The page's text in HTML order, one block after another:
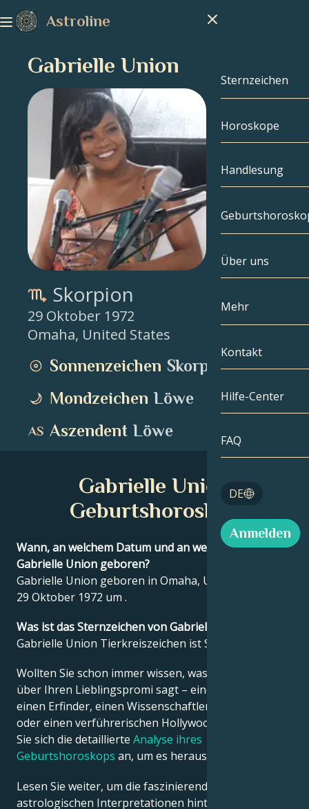
Astroline
Sternzeichen
Sternzeichen
Steinbock
Fische
Widder
Stier
Krebs
Löwe
Jungfrau
Schütze
Horoskope
Handlesung
Über uns
Mehr
Kompatibilität
Tarot
Engelszahlen
Kontakt
Hilfe-Center
FAQ
DE
English
Anmelden
Gabrielle Union
Skorpion
29 Oktober 1972
Omaha, United States
Sonnenzeichen Skorpion
Mondzeichen Löwe
Aszendent Löwe
Gabrielle Union
Geburtshoroskop
Wann, an welchem Datum und an welchem Ort wurde
Gabrielle Union geboren?
Gabrielle Union geboren in Omaha, United States am
29 Oktober 1972 um .
Was ist das Sternzeichen von Gabrielle Union?
Gabrielle Union Tierkreiszeichen ist Skorpion.
Wollten Sie schon immer wissen, was die Astrologie
über Ihren Lieblingspromi sagt – einen Politiker,
einen Erfinder, einen Wissenschaftler, einen Musiker
oder einen verführerischen Hollywood-Star? Sehen
Sie sich die detaillierte Analyse ihres
Geburtshoroskops an, um es herauszufinden!
Lesen Sie weiter, um die faszinierenden
astrologischen Interpretationen hinter dem Datum,